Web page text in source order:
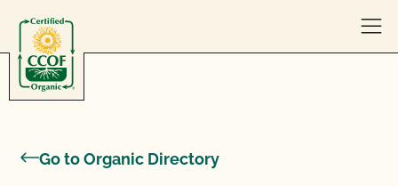
Go to Organic Directory